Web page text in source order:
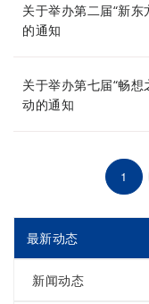
关于举办第二届“新
的通知
关于举办第七届“畅
动的通知
文
章
1
最新动态
新闻动态